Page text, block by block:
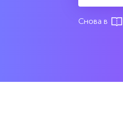
Соцсети
Темы
Снова в